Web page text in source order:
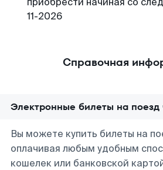
11-2026
Справочная
Электронные билеты на поезд
Вы можете купить билеты на
оплачивая любым удобным
кошелек или банковской